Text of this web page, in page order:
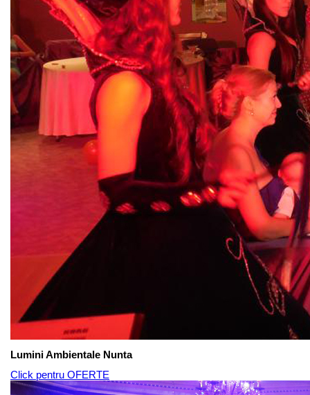
Lumini Ambientale Nunta
Click pentru OFERTE